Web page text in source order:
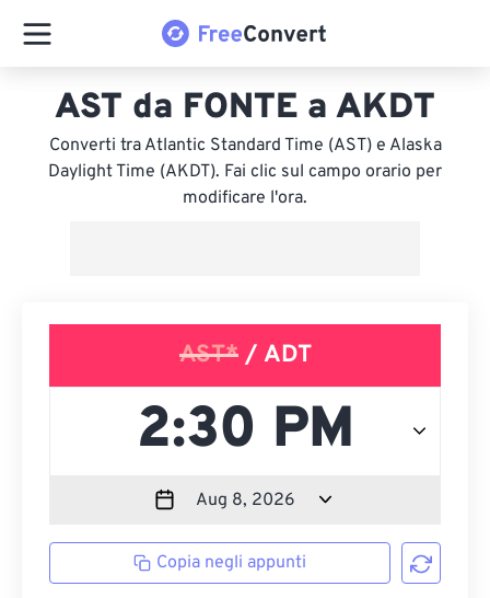
AST da FONTE a AKDT
Converti tra Atlantic Standard Time (AST) e Alaska
Daylight Time (AKDT). Fai clic sul campo orario per
modificare l'ora.
AST*/ ADT
Copia negli appunti